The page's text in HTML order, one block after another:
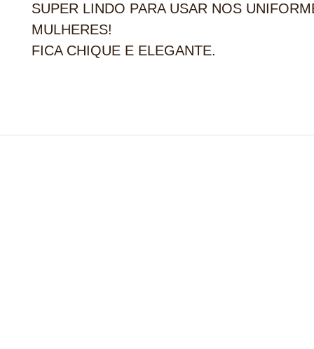
SUPER LINDO PARA USAR NOS
MULHERES!
FICA CHIQUE E ELEGANTE.